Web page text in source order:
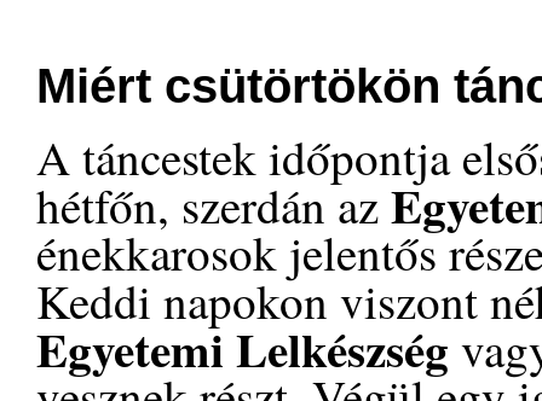
Miért csütörtökön
A táncestek időpontja
hétfőn, szerdán az
énekkarosok jelentős
Keddi napokon viszont
Egyetemi Lelkészség